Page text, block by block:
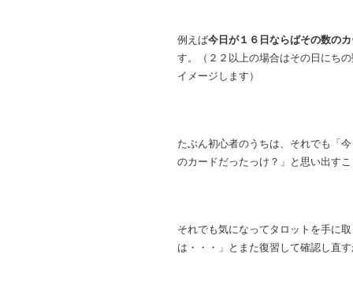
例えば今日が１６日ならばその数の
す。（２２以上の場合はその日にち
イメージします）
たぶん初心者のうちは、それでも「
のカードだったっけ？」と思い出す
それでも気になってタロットを手に
は・・・」とまた復習して確認し直